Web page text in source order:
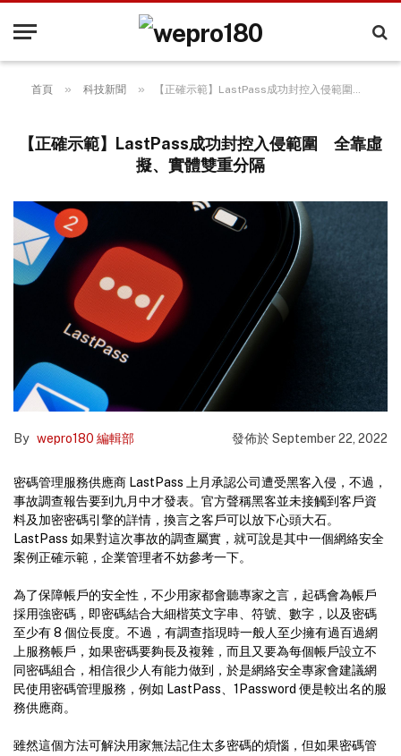
首頁 » 科技新聞 » 【正確示範】LastPass成功封控入侵範圍 全靠虛擬、實體雙重分隔
【正確示範】LastPass成功封控入侵範圍 全靠虛
擬、實體雙重分隔
By wepro180 編輯部 發佈於September 22, 2022
密碼管理服務供應商 LastPass 上月承認公司遭受黑客入侵，不過，
事故調查報告要到九月中才發表。官方聲稱黑客並未接觸到客戶資
料及加密密碼引擎的詳情，換言之客戶可以放下心頭大石。
LastPass 如果對這次事故的調查屬實，就可說是其中一個網絡安全
案例正確示範，企業管理者不妨參考一下。
為了保障帳戶的安全性，不少用家都會聽專家之言，起碼會為帳戶
採用強密碼，即密碼結合大細楷英文字串、符號、數字，以及密碼
至少有 8 個位長度。不過，有調查指現時一般人至少擁有過百過網
上服務帳戶，如果密碼要夠長及複雜，而且又要為每個帳戶設立不
同密碼組合，相信很少人有能力做到，於是網絡安全專家會建議網
民使用密碼管理服務，例如 LastPass、1Password 便是較出名的服
務供應商。
雖然這個方法可解決用家無法記住太多密碼的煩惱，但如果密碼管